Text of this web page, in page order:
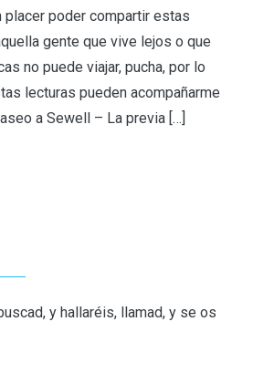
placer poder compartir estas
gente que vive lejos o que
no puede viajar, pucha, por lo
lecturas pueden acompañarme
a Sewell – La previa […]
y hallaréis, llamad, y se os